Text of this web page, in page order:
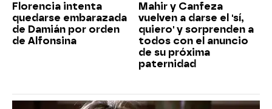
Florencia intenta
quedarse embarazada
de Damián por orden
de Alfonsina
Mahir y Canfeza
vuelven a darse el 'sí,
quiero' y sorprenden a
todos con el anuncio
de su próxima
paternidad